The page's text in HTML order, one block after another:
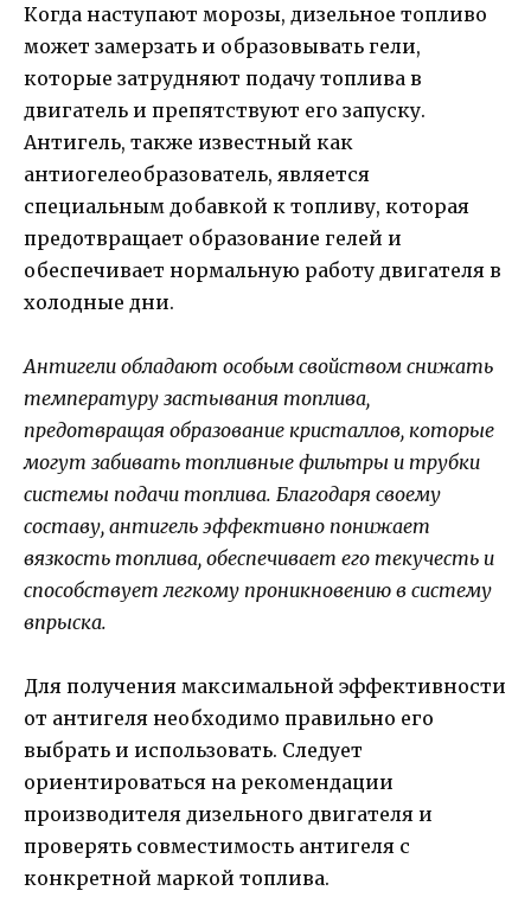
Когда наступают морозы, дизельное топливо
может замерзать и образовывать гели,
которые затрудняют подачу топлива в
двигатель и препятствуют его запуску.
Антигель, также известный как
антиогелеобразователь, является
специальным добавкой к топливу, которая
предотвращает образование гелей и
обеспечивает нормальную работу двигателя в
холодные дни.
Антигели обладают особым свойством снижать
температуру застывания топлива,
предотвращая образование кристаллов, которые
могут забивать топливные фильтры и трубки
системы подачи топлива. Благодаря своему
составу, антигель эффективно понижает
вязкость топлива, обеспечивает его текучесть и
способствует легкому проникновению в систему
впрыска.
Для получения максимальной эффективности
от антигеля необходимо правильно его
выбрать и использовать. Следует
ориентироваться на рекомендации
производителя дизельного двигателя и
проверять совместимость антигеля с
конкретной маркой топлива.